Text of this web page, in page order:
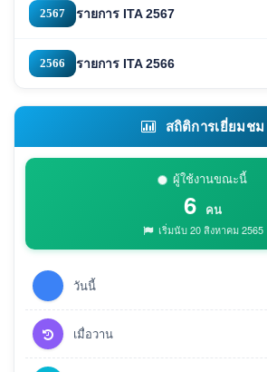
2567 รายการ ITA 2567
2566 รายการ ITA 2566
สถิติการเยี่ยมชม
ผู้ใช้งานขณะนี้
6 คน
เริ่มนับ 20 สิงหาคม 2565
วันนี้
เมื่อวาน